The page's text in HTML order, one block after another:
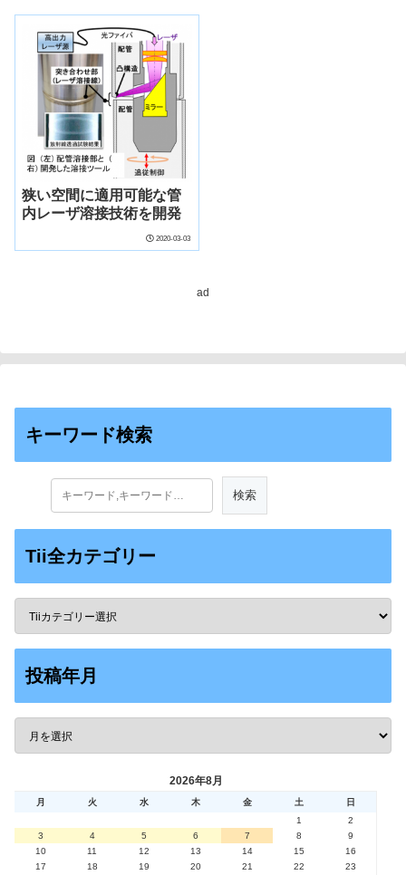
狭い空間に適用可能な管
内レーザ溶接技術を開発
2020-03-03
ad
キーワード検索
Tii全カテゴリー
投稿年月
2026年8月
月 火 水 木 金 土
日
1
2
3
4 5 6 7 8
9
10
11 12 13 14 15
16
17
18 19 20 21 22
23